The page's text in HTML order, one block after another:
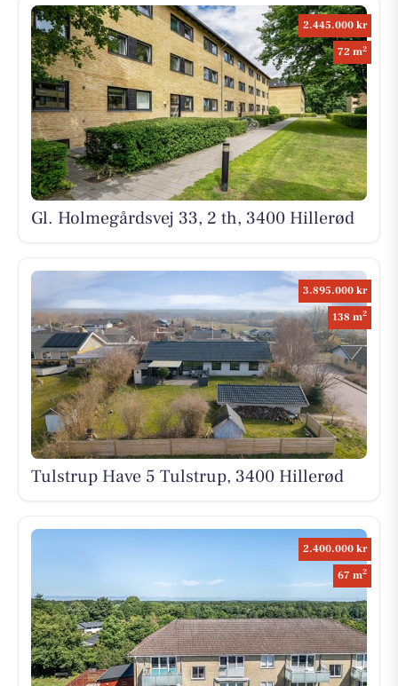
2.445.000 kr
72 m2
Gl. Holmegårdsvej 33, 2 th, 3400 Hillerød
3.895.000 kr
138 m2
Tulstrup Have 5 Tulstrup, 3400 Hillerød
2.400.000 kr
67 m2